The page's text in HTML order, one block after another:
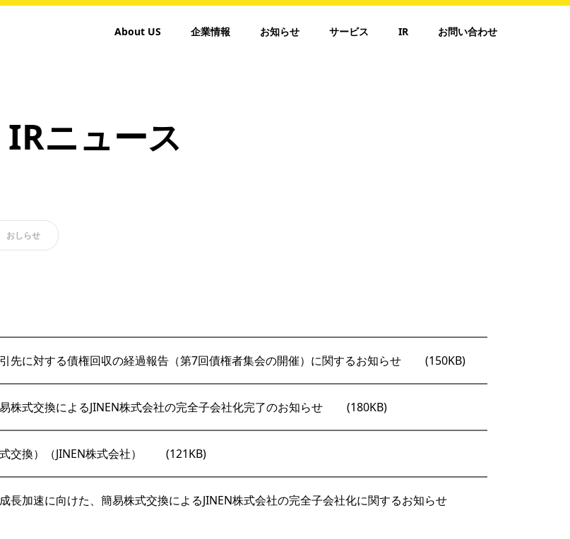
About US 企業情報 お知らせ サービス IR お問い合わせ
IRニュース
おしらせ
先に対する債権回収の経過報告（第7回債権者集会の開催）に関するお知らせ (150KB)
株式交換によるJINEN株式会社の完全子会社化完了のお知らせ (180KB)
交換）（JINEN株式会社） (121KB)
長加速に向けた、簡易株式交換によるJINEN株式会社の完全子会社化に関するお知らせ